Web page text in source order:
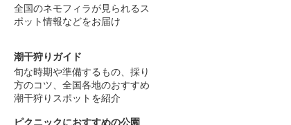
全国のネモフィラが見られるス
ポット情報などをお届け
潮干狩りガイド
旬な時期や準備するもの、採り
方のコツ、全国各地のおすすめ
潮干狩りスポットを紹介
ピクニックにおすすめの公園